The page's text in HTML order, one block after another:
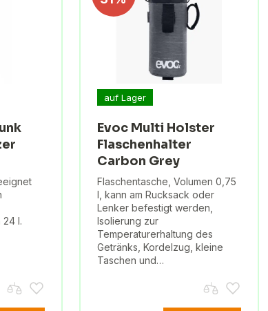
24 l.
auf Lager
Evoc Multi Holster
Flaschenhalter
Carbon Grey
Flaschentasche, Volumen 0,75
l, kann am Rucksack oder
Lenker befestigt werden,
Isolierung zur
Temperaturerhaltung des
Getränks, Kordelzug, kleine
Taschen und…